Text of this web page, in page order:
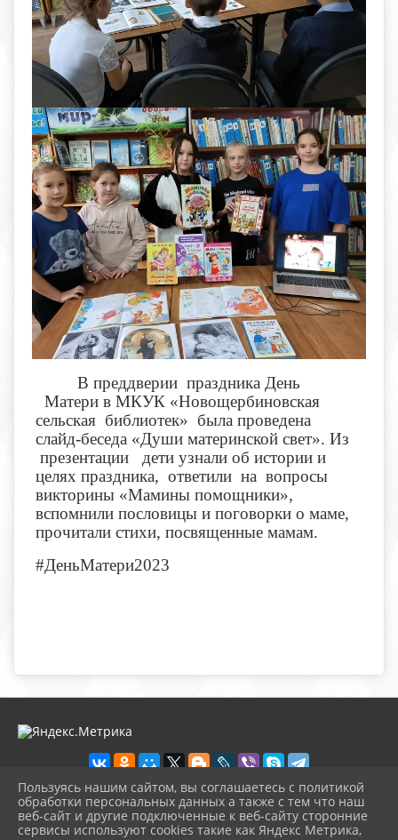
В преддверии праздника День
Матери в МКУК «Новощербиновская
сельская библиотек» была проведена
слайд-беседа «Души материнской свет». Из
презентации дети узнали об истории и
целях праздника, ответили на вопросы
викторины «Мамины помощники»,
вспомнили пословицы и поговорки о маме,
прочитали стихи, посвященные мамам.
#ДеньМатери2023
2026 г. novosb.sherbok.ru
Вход
Пользуясь нашим сайтом, вы соглашаетесь с политикой
обработки персональных данных а также с тем что наш
веб-сайт и другие подключенные к веб-сайту сторонние
сервисы используют cookies такие как Яндекс Метрика,